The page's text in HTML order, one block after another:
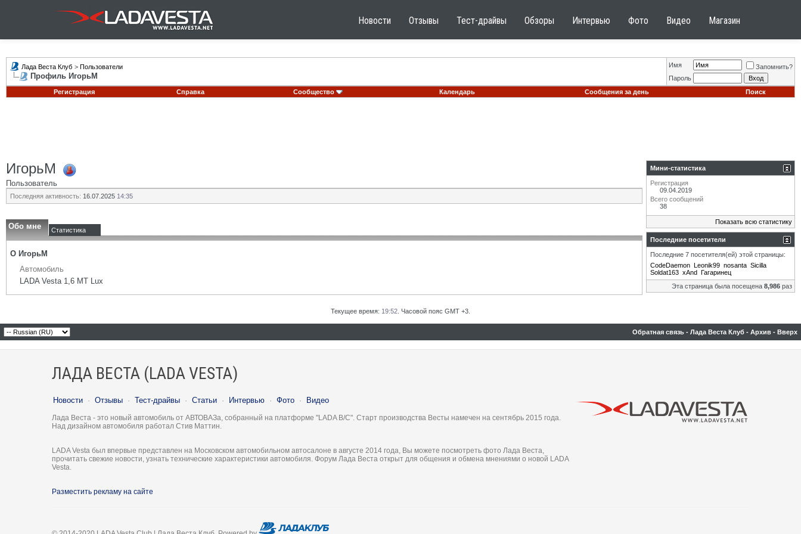
Новости Отзывы Тест-драйвы Обзоры Интервью Фото Видео Магазин
Лада Веста Клуб > Пользователи
Профиль ИгорьМ
Имя
Запомнить?
Пароль
Регистрация
Справка Сообщество Календарь Сообщения за день Поиск
ИгорьМ
Пользователь
Последняя активность: 16.07.2025 14:35
Обо мне Статистика
О ИгорьМ
Автомобиль
LADA Vesta 1,6 MT Lux
Мини-статистика
Регистрация
09.04.2019
Всего сообщений
38
Показать всю статистику
Последние посетители
Последние 7 посетителя(ей) этой страницы:
CodeDaemon Leonik99 nosanta Sicilla
Soldat163 xAnd Гагаринец
Эта страница была посещена 8,986 раз
Текущее время: 19:52 . Часовой пояс GMT +3.
Обратная связь - Лада Веста Клуб - Архив - Вверх
ЛАДА ВЕСТА (LADA VESTA)
Новости · Отзывы · Тест-драйвы · Статьи · Интервью · Фото · Видео
Лада Веста - это новый автомобиль от АВТОВАЗа, собранный на платформе "LADA B/C". Старт производства Весты намечен на сентябрь 2015 года.
Над дизайном автомобиля работал Стив Маттин.
LADA Vesta был впервые представлен на Московском автомобильном автосалоне в августе 2014 года, Вы можете посмотреть фото Лада Веста,
прочитать свежие новости, узнать технические характеристики автомобиля. Форум Лада Веста открыт для общения и обмена мнениями о новой LADA
Vesta.
Разместить рекламу на сайте